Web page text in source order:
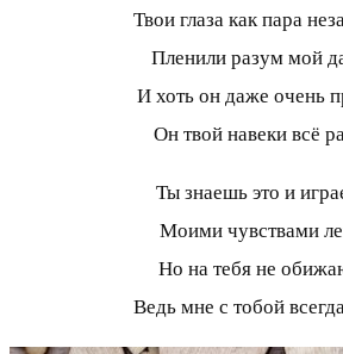
Твои глаза как пара
Пленили разум мой
И хоть он даже очень
Он твой навеки всё
Ты знаешь это и
Моими чувствами
Но на тебя не
Ведь мне с тобой